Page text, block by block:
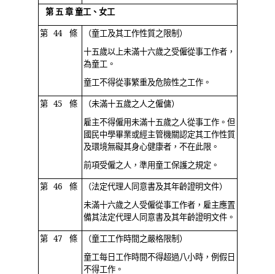
第 五 章 童工、女工
第 44 條
（童工及其工作性質之限制）
十五歲以上未滿十六歲之受僱從事工作者，
為童工。
童工不得從事繁重及危險性之工作。
第 45 條
（未滿十五歲之人之僱傭）
雇主不得僱用未滿十五歲之人從事工作。但
國民中學畢業或經主管機關認定其工作性質
及環境無礙其身心健康者，不在此限。
前項受僱之人，準用童工保護之規定。
第 46 條
（法定代理人同意書及其年齡證明文件）
未滿十六歲之人受僱從事工作者，雇主應置
備其法定代理人同意書及其年齡證明文件。
第 47 條
（童工工作時間之嚴格限制）
童工每日工作時間不得超過八小時，例假日
不得工作。